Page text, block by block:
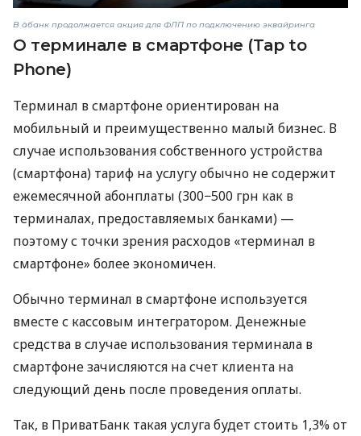
В àбанк продолжается акция для ФЛП по подключению эквайринга
О терминале в смартфоне (Tap to
Phone)
Терминал в смартфоне ориентирован на
мобильный и преимущественно малый бизнес. В
случае использования собственного устройства
(смартфона) тариф на услугу обычно не содержит
ежемесячной абонплаты (300−500 грн как в
терминалах, предоставляемых банками) —
поэтому с точки зрения расходов «терминал в
смартфоне» более экономичен.
Обычно терминал в смартфоне используется
вместе с кассовым интегратором. Денежные
средства в случае использования терминала в
смартфоне зачисляются на счет клиента на
следующий день после проведения оплаты.
Так, в ПриватБанк такая услуга будет стоить 1,3% от